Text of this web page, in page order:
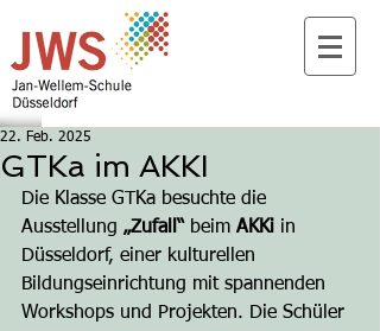
GTKa im AKKI
22. Feb. 2025
Die Klasse GTKa besuchte die
Ausstellung „Zufall“ beim AKKi in
Düsseldorf, einer kulturellen
Bildungseinrichtung mit spannenden
Workshops und Projekten. Die Schüler